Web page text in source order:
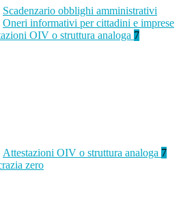
Scadenzario obblighi amministrativi
Oneri informativi per cittadini e imprese
OIV o struttura analoga 7
Attestazioni OIV o struttura analoga 7
zero